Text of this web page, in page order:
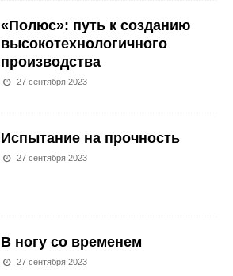
«Полюс»: путь к созданию
высокотехнологичного
производства
27 сентября 2023
Испытание на прочность
27 сентября 2023
В ногу со временем
27 сентября 2023